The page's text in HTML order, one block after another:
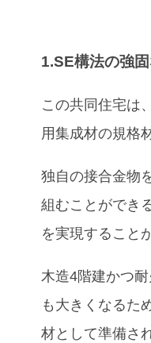
1.SE構法の強
この共同住宅は
用集成材の規格
独自の接合金物
組むことができ
を実現すること
木造4階建かつ
も大きくなるた
材として準備さ